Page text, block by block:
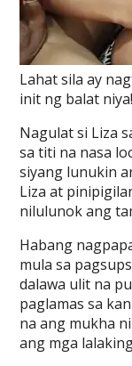
Lahat sila ay
init ng balat
Nagulat si Liza
sa titi na nasa
siyang lunukin
Liza at
nilulunok ang
Habang
mula sa
dalawa ulit na
paglamas sa
na ang mukha
ang mga